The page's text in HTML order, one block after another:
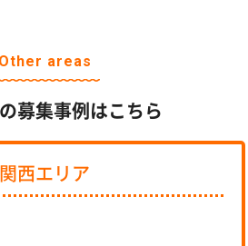
Other areas
の募集事例はこちら
関西エリア